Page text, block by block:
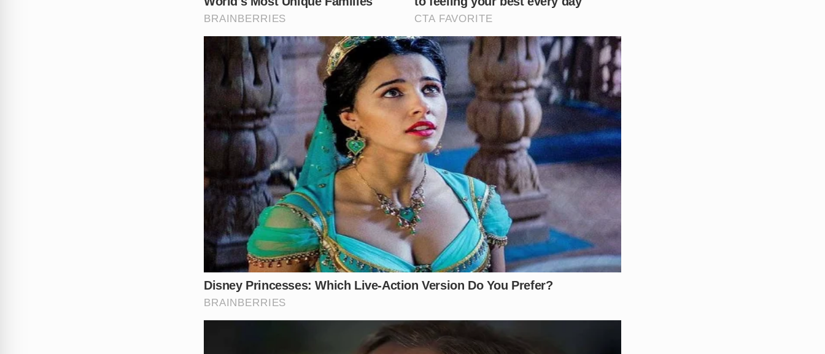
Tags: Igor Cabral, Agressão, Feminicídio, Prisão, Violência, Juliana Garcia, Seap, Notícias